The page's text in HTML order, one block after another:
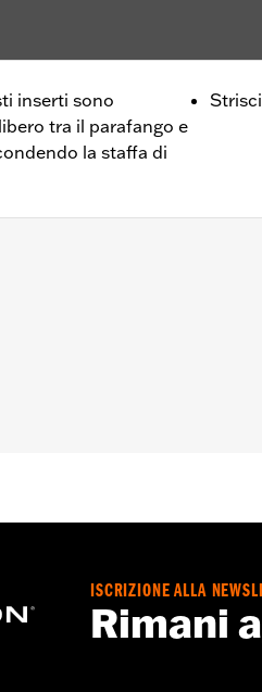
inserti sono
tra il parafango e
la staffa di
di guide di protezione per
ISCRIZIONE ALLA
Rimani